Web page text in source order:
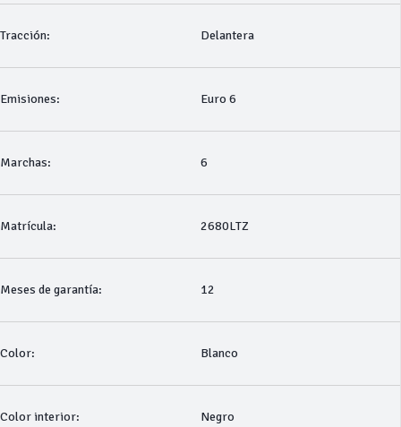
Tracción: Delantera
Emisiones: Euro 6
Marchas: 6
Matrícula: 2680LTZ
Meses de garantía: 12
Color: Blanco
Color interior: Negro